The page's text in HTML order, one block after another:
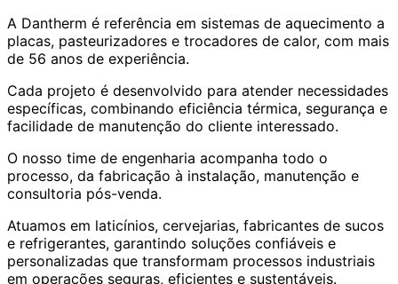
A Dantherm é referência em sistemas de aquecimento a
placas, pasteurizadores e trocadores de calor, com mais
de 56 anos de experiência.
Cada projeto é desenvolvido para atender necessidades
específicas, combinando eficiência térmica, segurança e
facilidade de manutenção do cliente interessado.
O nosso time de engenharia acompanha todo o
processo, da fabricação à instalação, manutenção e
consultoria pós-venda.
Atuamos em laticínios, cervejarias, fabricantes de sucos
e refrigerantes, garantindo soluções confiáveis e
personalizadas que transformam processos industriais
em operações seguras, eficientes e sustentáveis.